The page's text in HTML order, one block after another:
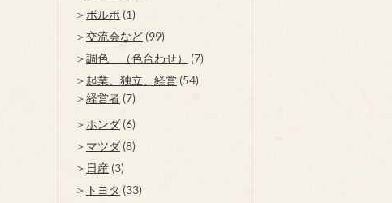
ボルボ (1)
交流会など (99)
調色 （色合わせ）
(7)
起業、独立、経営 (54)
経営者 (7)
ホンダ (6)
マツダ (8)
日産 (3)
トヨタ (33)